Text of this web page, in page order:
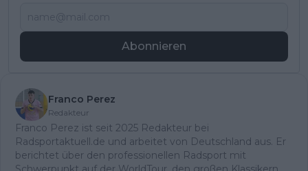
Abonnieren
Franco Perez
Redakteur
Franco Perez ist seit 2025 Redakteur bei
Radsportaktuell.de und arbeitet von Deutschland aus. Er
berichtet über den professionellen Radsport mit